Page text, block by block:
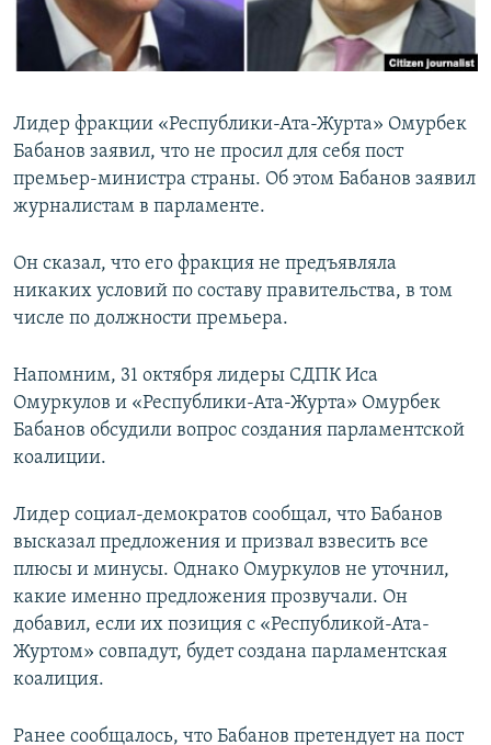
Лидер фракции «Республики-Ата-Журта» Омурбек
Бабанов заявил, что не просил для себя пост
премьер-министра страны. Об этом Бабанов заявил
журналистам в парламенте.
Он сказал, что его фракция не предъявляла
никаких условий по составу правительства, в том
числе по должности премьера.
Напомним, 31 октября лидеры СДПК Иса
Омуркулов и «Республики-Ата-Журта» Омурбек
Бабанов обсудили вопрос создания парламентской
коалиции.
Лидер социал-демократов сообщал, что Бабанов
высказал предложения и призвал взвесить все
плюсы и минусы. Однако Омуркулов не уточнил,
какие именно предложения прозвучали. Он
добавил, если их позиция с «Республикой-Ата-
Журтом» совпадут, будет создана парламентская
коалиция.
Ранее сообщалось, что Бабанов претендует на пост